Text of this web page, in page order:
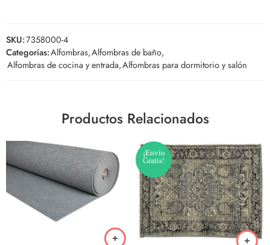
SKU:7358000-4
Categorías:Alfombras,Alfombras de baño,
Alfombras de cocina y entrada,Alfombras para dormitorio y salón
Productos Relacionados
¡Envío
Gratis!